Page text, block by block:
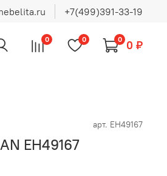
+7(499)391-33-19
0 0 0 0 ₽
арт. EH49167
EH49167